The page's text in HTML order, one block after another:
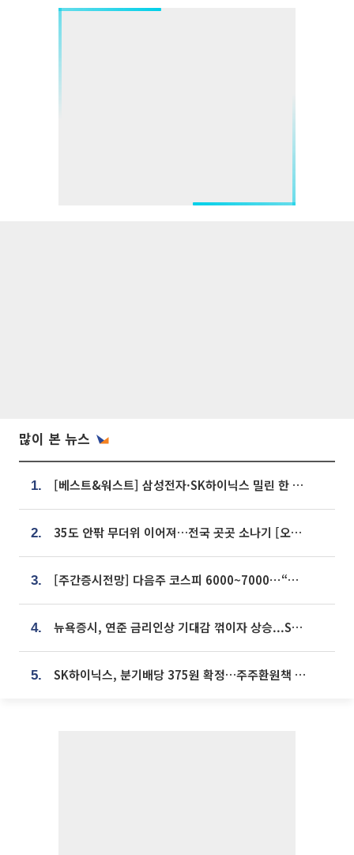
많이 본 뉴스
1. [베스트&워스트] 삼성전자·SK하이닉스 밀린 한 주…상상인증권은 85% 급등
2. 35도 안팎 무더위 이어져…전국 곳곳 소나기 [오늘 날씨]
3. [주간증시전망] 다음주 코스피 6000~7000⋯“外人 수급은 정책이 변수”
4. 뉴욕증시, 연준 금리인상 기대감 꺾이자 상승...S&P500 사상 최고치 [종합]
5. SK하이닉스, 분기배당 375원 확정…주주환원책 9월로 앞당겨 발표